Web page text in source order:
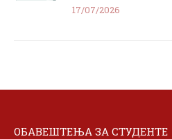
17/07/2026
ОБАВЕШТЕЊА ЗА СТУДЕНТЕ